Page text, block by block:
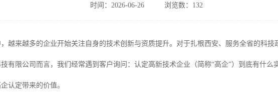
时间：2026-06-26 浏览数：132
越来越多的企业开始关注自身的技术创新与资质提升。对于扎根西安、服务全省的科技
限公司而言，我们经常遇到客户询问：认定高新技术企业（简称“高企”）到底有什么
认定带来的价值。